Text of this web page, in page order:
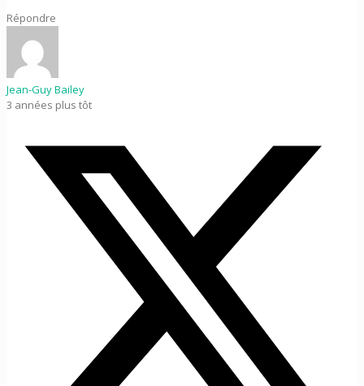
Répondre
Jean-Guy Bailey
3 années plus tôt